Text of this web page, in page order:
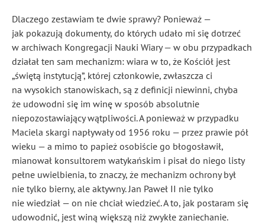
Dlaczego zestawiam te dwie sprawy? Ponieważ —
jak pokazują dokumenty, do których udało mi się dotrzeć
w archiwach Kongregacji Nauki Wiary — w obu przypadkach
działał ten sam mechanizm: wiara w to, że Kościół jest
„świętą instytucją”, której członkowie, zwłaszcza ci
na wysokich stanowiskach, są z definicji niewinni, chyba
że udowodni się im winę w sposób absolutnie
niepozostawiający wątpliwości. A ponieważ w przypadku
Maciela skargi napływały od 1956 roku — przez prawie pół
wieku — a mimo to papież osobiście go błogosławił,
mianował konsultorem watykańskim i pisał do niego listy
pełne uwielbienia, to znaczy, że mechanizm ochrony był
nie tylko bierny, ale aktywny. Jan Paweł II nie tylko
nie wiedział — on nie chciał wiedzieć. A to, jak postaram się
udowodnić, jest winą większą niż zwykłe zaniechanie.